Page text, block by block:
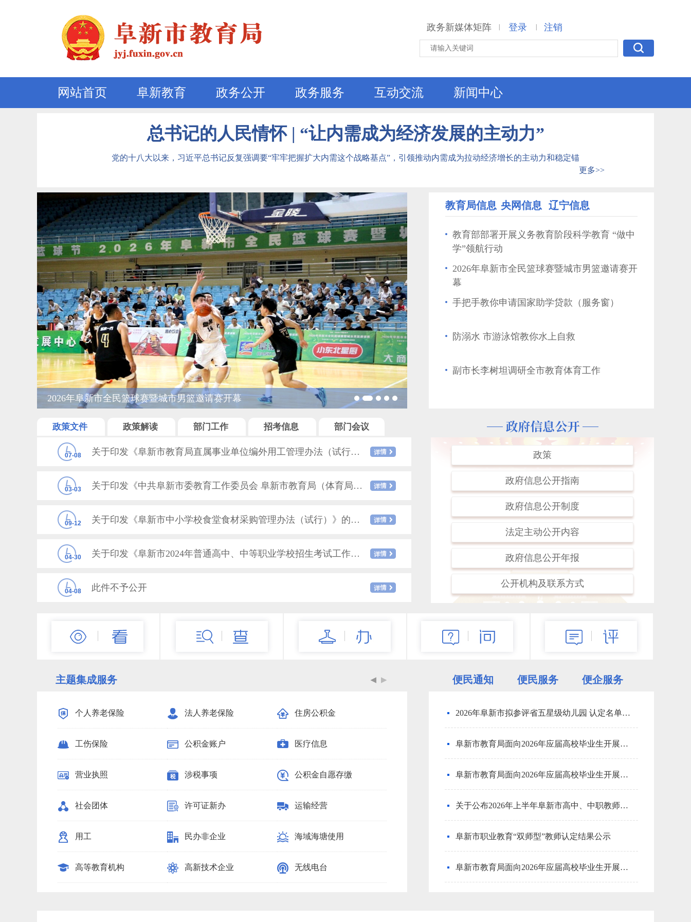
政务新媒体矩阵 登录 注销
网站首页 阜新教育 政务公开 政务服务 互动交流 新闻中心
总书记的人民情怀 | “让内需成为经济发展的主动力”
党的十八大以来，习近平总书记反复强调要“牢牢把握扩大内需这个战略基点”，引领推动内需成为拉动经济增长的主动力和稳定锚
更多>>
手把手教你申请国家助学贷款（服务窗）
教育局信息 央网信息 辽宁信息
教育部部署开展义务教育阶段科学教育 “做中
学”领航行动
2026年阜新市全民篮球赛暨城市男篮邀请赛开
幕
手把手教你申请国家助学贷款（服务窗）
防溺水 市游泳馆教你水上自救
副市长李树坦调研全市教育体育工作
@阜新家长，事关2026年暑期校外培训，这五
件事请您务必知晓！
马珊珊在阜新高专讲授思政课并寄语青年学生
弘扬伟大建党精神 凝聚青春奋进力量
阜新市民羽毛球大赛圆满落幕
政策文件 政策解读 部门工作 招考信息 部门会议
07-08 关于印发《阜新市教育局直属事业单位编外用工管理办法（试行）》的通知
03-03 关于印发《中共阜新市委教育工作委员会 阜新市教育局（体育局）2025年工作要点》的通知
09-12 关于印发《阜新市中小学校食堂食材采购管理办法（试行）》的通知
04-30 关于印发《阜新市2024年普通高中、中等职业学校招生考试工作意见》的通知
04-08 此件不予公开
政策
政府信息公开指南
政府信息公开制度
法定主动公开内容
政府信息公开年报
公开机构及联系方式
主题集成服务
个人养老保险 法人养老保险 住房公积金
工伤保险 公积金账户 医疗信息
营业执照 涉税事项 公积金自愿存缴
社会团体 许可证新办 运输经营
用工 民办非企业 海域海塘使用
高等教育机构 高新技术企业 无线电台
安全生产管理 中外合作办学
城市建设 食盐批发
渔业船舶人员 教育资助 放射性同位素
律师法律 生态违规
国家教育考试 固定资产投资
放射诊疗 技能鉴定
便民通知 便民服务 便企服务
2026年阜新市拟参评省五星级幼儿园 认定名单公示
阜新市教育局面向2026年应届高校毕业生开展校园招聘教师体检合格人员名单
阜新市教育局面向2026年应届高校毕业生开展校园招聘教师拟聘用人员公示
关于公布2026年上半年阜新市高中、中职教师资格认定合格人员名单及证书领取工作的通知
阜新市职业教育“双师型”教师认定结果公示
阜新市教育局面向2026年应届高校毕业生开展校园招聘教师体检公告